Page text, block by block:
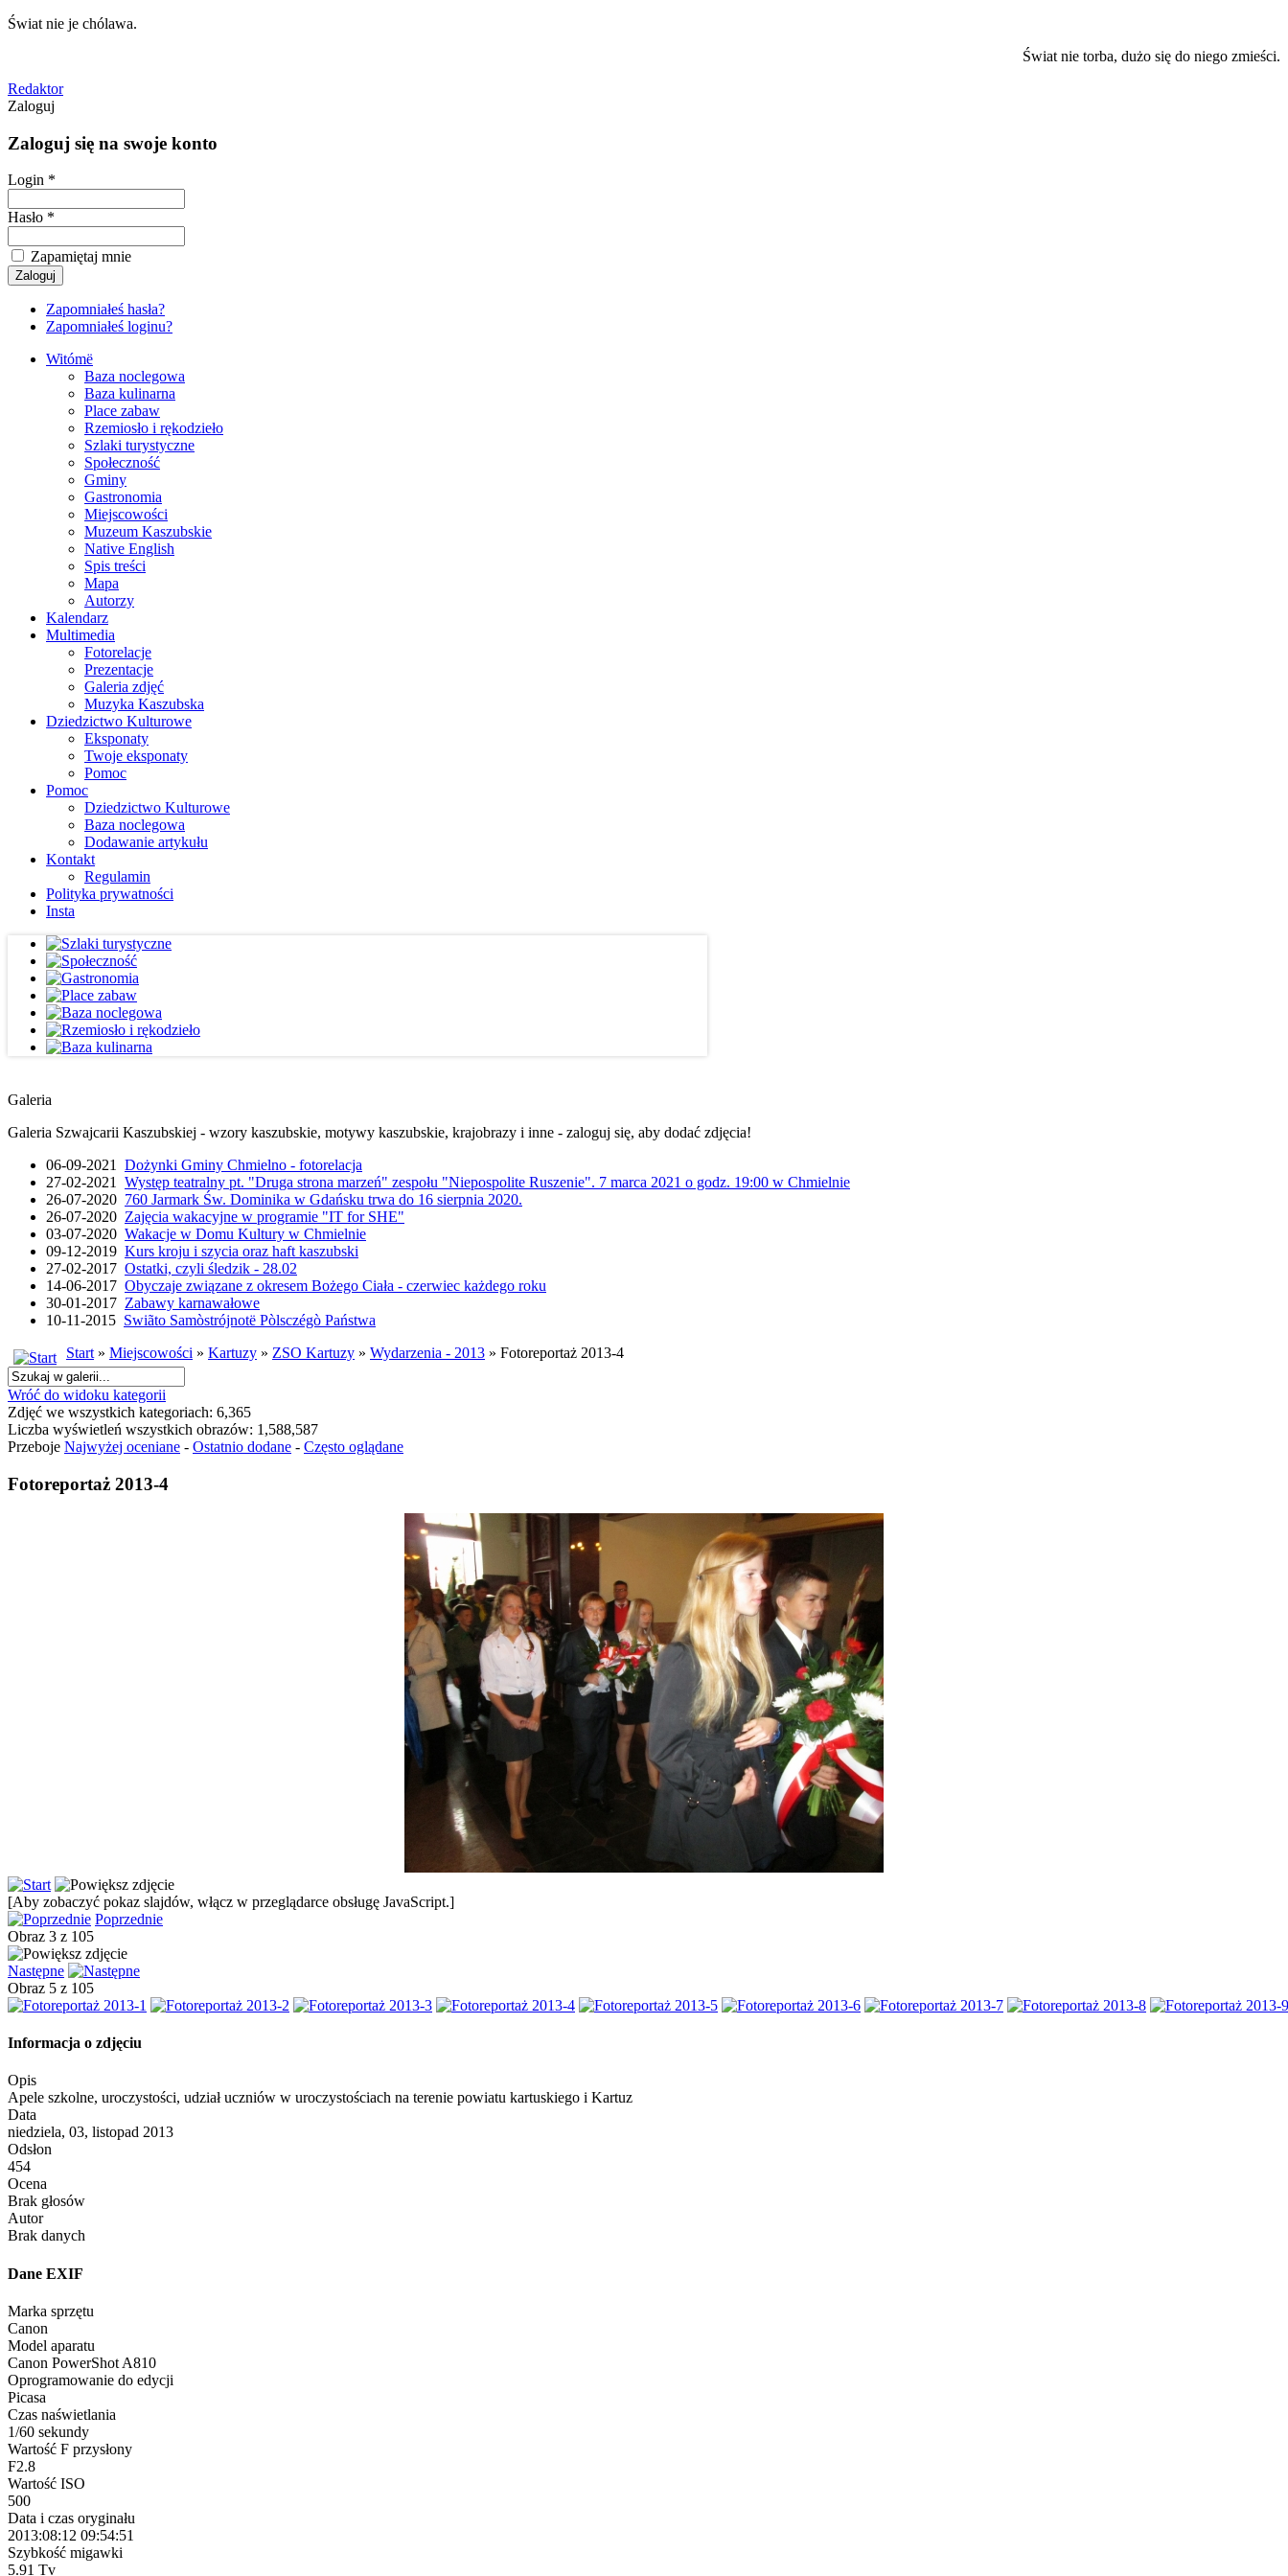
Świat nie je chólawa.
Świat nie torba, dużo się do niego zmieści.
Redaktor
Zaloguj
Zaloguj się na swoje konto
Login *
Hasło *
Zapamiętaj mnie
Zapomniałeś hasła?
Zapomniałeś loginu?
Witómë
Baza noclegowa
Baza kulinarna
Place zabaw
Rzemiosło i rękodzieło
Szlaki turystyczne
Społeczność
Gminy
Gastronomia
Miejscowości
Muzeum Kaszubskie
Native English
Spis treści
Mapa
Autorzy
Kalendarz
Multimedia
Fotorelacje
Prezentacje
Galeria zdjęć
Muzyka Kaszubska
Dziedzictwo Kulturowe
Eksponaty
Twoje eksponaty
Pomoc
Pomoc
Dziedzictwo Kulturowe
Baza noclegowa
Dodawanie artykułu
Kontakt
Regulamin
Polityka prywatności
Insta
Galeria
Galeria Szwajcarii Kaszubskiej - wzory kaszubskie, motywy kaszubskie, krajobrazy i inne - zaloguj się, aby dodać zdjęcia!
06-09-2021 Dożynki Gminy Chmielno - fotorelacja
27-02-2021 Występ teatralny pt. "Druga strona marzeń" zespołu "Niepospolite Ruszenie". 7 marca 2021 o godz. 19:00 w Chmielnie
26-07-2020 760 Jarmark Św. Dominika w Gdańsku trwa do 16 sierpnia 2020.
26-07-2020 Zajęcia wakacyjne w programie "IT for SHE"
03-07-2020 Wakacje w Domu Kultury w Chmielnie
09-12-2019 Kurs kroju i szycia oraz haft kaszubski
27-02-2017 Ostatki, czyli śledzik - 28.02
14-06-2017 Obyczaje związane z okresem Bożego Ciała - czerwiec każdego roku
30-01-2017 Zabawy karnawałowe
10-11-2015 Swiãto Samòstrójnotë Pòlsczégò Państwa
Start» Miejscowości » Kartuzy » ZSO Kartuzy » Wydarzenia - 2013 » Fotoreportaż 2013-4
Wróć do widoku kategorii
Zdjęć we wszystkich kategoriach: 6,365
Liczba wyświetleń wszystkich obrazów: 1,588,587
Przeboje Najwyżej oceniane - Ostatnio dodane - Często oglądane
Fotoreportaż 2013-4
[Aby zobaczyć pokaz slajdów, włącz w przeglądarce obsługę JavaScript.]
Poprzednie
Obraz 3 z 105
Następne
Obraz 5 z 105
Informacja o zdjęciu
Opis
Apele szkolne, uroczystości, udział uczniów w uroczystościach na terenie powiatu kartuskiego i Kartuz
Data
niedziela, 03, listopad 2013
Odsłon
454
Ocena
Brak głosów
Autor
Brak danych
Dane EXIF
Marka sprzętu
Canon
Model aparatu
Canon PowerShot A810
Oprogramowanie do edycji
Picasa
Czas naświetlania
1/60 sekundy
Wartość F przysłony
F2.8
Wartość ISO
500
Data i czas oryginału
2013:08:12 09:54:51
Szybkość migawki
5.91 Tv